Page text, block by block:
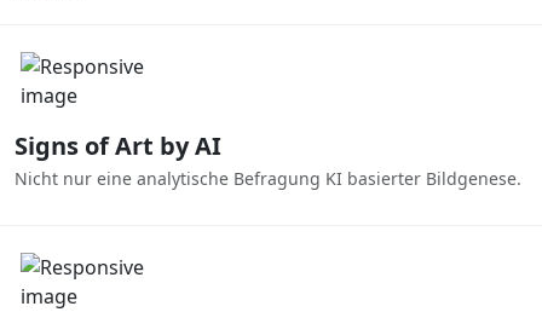
Signs of Art by AI
Nicht nur eine analytische Befragung KI basierter Bildgenese.